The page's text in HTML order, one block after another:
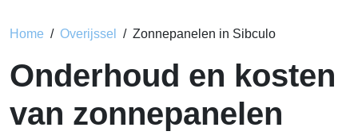
Home Overijssel Zonnepanelen in Sibculo
Onderhoud en kosten
van zonnepanelen